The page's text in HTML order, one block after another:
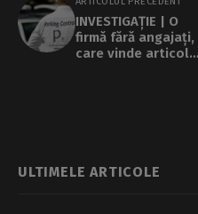
INVESTIGAȚIE | O
firmă fără angajați,
care vinde articole
încredințat
contractul unui
ULTIMELE ARTICOLE